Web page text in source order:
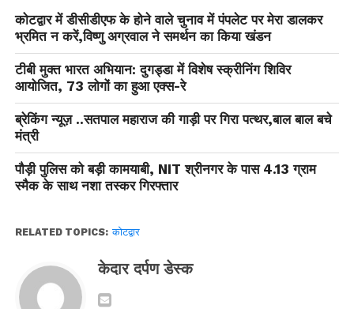
कोटद्वार में डीसीडीएफ के होने वाले चुनाव में पंपलेट पर मेरा डालकर
भ्रमित न करें,विष्णु अग्रवाल ने समर्थन का किया खंडन
टीबी मुक्त भारत अभियान: दुगड्डा में विशेष स्क्रीनिंग शिविर
आयोजित, 73 लोगों का हुआ एक्स-रे
ब्रेकिंग न्यूज़ ..सतपाल महाराज की गाड़ी पर गिरा पत्थर,बाल बाल बचे
मंत्री
पौड़ी पुलिस को बड़ी कामयाबी, NIT श्रीनगर के पास 4.13 ग्राम
स्मैक के साथ नशा तस्कर गिरफ्तार
RELATED TOPICS: कोटद्वार
केदार दर्पण डेस्क